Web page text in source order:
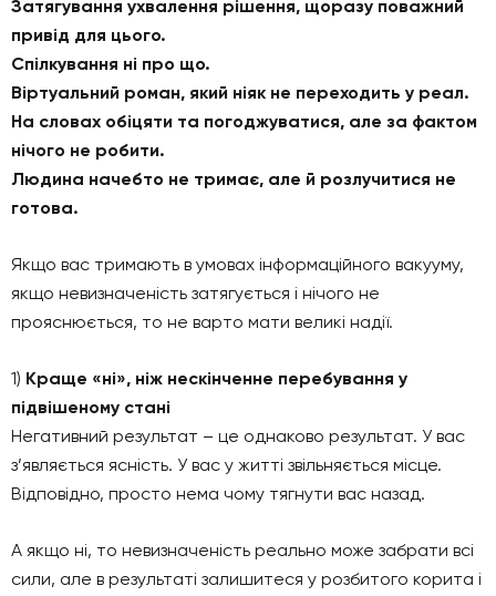
Затягування ухвалення рішення, щоразу поважний
привід для цього.
Спілкування ні про що.
Віртуальний роман, який ніяк не переходить у реал.
На словах обіцяти та погоджуватися, але за фактом
нічого не робити.
Людина начебто не тримає, але й розлучитися не
готова.
Якщо вас тримають в умовах інформаційного вакууму,
якщо невизначеність затягується і нічого не
прояснюється, то не варто мати великі надії.
1) Краще «ні», ніж нескінченне перебування у
підвішеному стані
Негативний результат – це однаково результат. У вас
з’являється ясність. У вас у житті звільняється місце.
Відповідно, просто нема чому тягнути вас назад.
А якщо ні, то невизначеність реально може забрати всі
сили, але в результаті залишитеся у розбитого корита і